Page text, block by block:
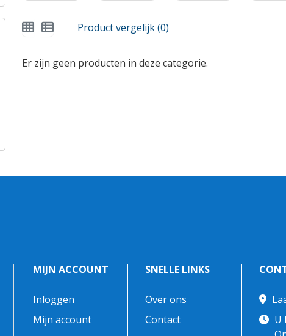
Product vergelijk (0)
Er zijn geen producten in deze categorie.
MIJN ACCOUNT
Inloggen
Mijn account
SNELLE LINKS
Over ons
Contact
U